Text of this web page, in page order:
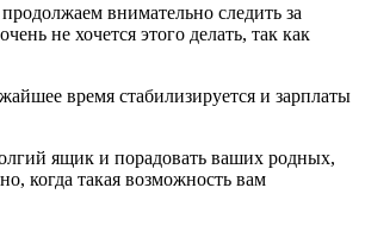
внимательно следить за
не хочется этого делать, так как
время стабилизируется и зарплаты
ящик и порадовать ваших родных,
когда такая возможность вам